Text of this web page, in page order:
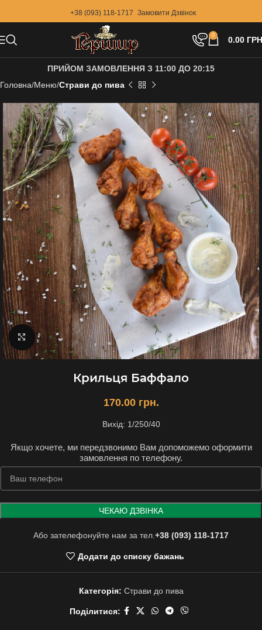
+38 (093) 118-1717 Замовити Дзвінок
0 0.00
ПРИЙОМ ЗАМОВЛЕННЯ З 11:00 ДО 20:15
Головна Меню Страви до пива
Натисніть, щоб збільшити
Крильця Баффало
170.00 грн.
Вихід: 1/250/40
Якщо хочете, ми передзвонимо Вам допоможемо оформити
замовлення по телефону.
Або зателефонуйте нам за тел. +38 (093) 118-1717
Додати до списку бажань
Категорія: Страви до пива
Поділитися: